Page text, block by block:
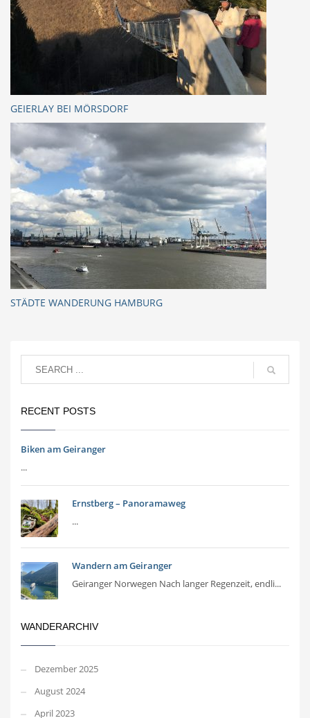
GEIERLAY BEI MÖRSDORF
STÄDTE WANDERUNG HAMBURG
RECENT POSTS
Biken am Geiranger
...
Ernstberg – Panoramaweg
...
Wandern am Geiranger
Geiranger Norwegen Nach langer Regenzeit, endli...
WANDERARCHIV
Dezember 2025
August 2024
April 2023